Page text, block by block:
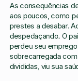
As consequências
aos poucos, como
prestes a desabar.
despedaçando. O
perdeu seu
sobrecarregada
divididas, viu sua